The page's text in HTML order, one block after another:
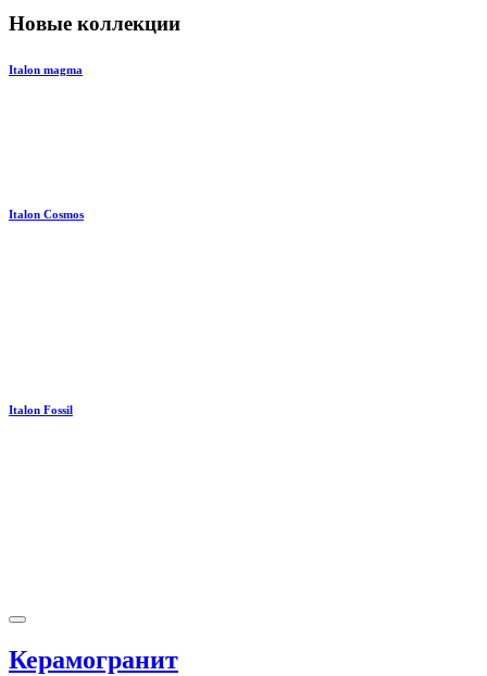
Новые коллекции
Italon magma
Italon Cosmos
Italon Fossil
Керамогранит